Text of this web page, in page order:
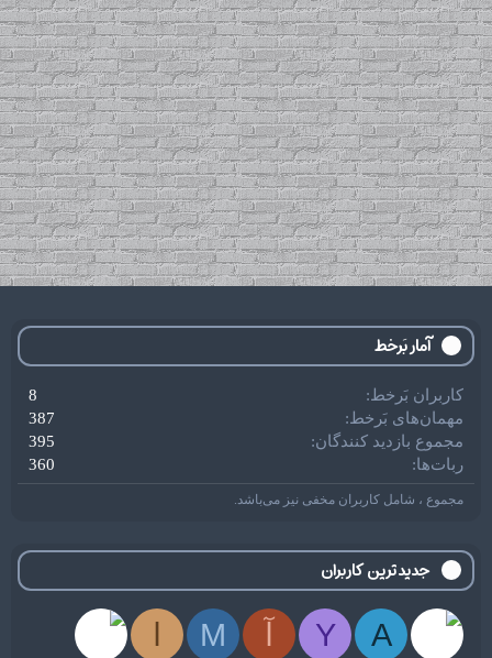
آمار بَرخط
کاربران بَرخط
8
مهمان‌های بَرخط
387
مجموع بازدید کنندگان
395
ربات‌ها
360
مجموع ، شامل کاربران مخفی نیز می‌باشد.
جدیدترین کاربران
A
Y
M